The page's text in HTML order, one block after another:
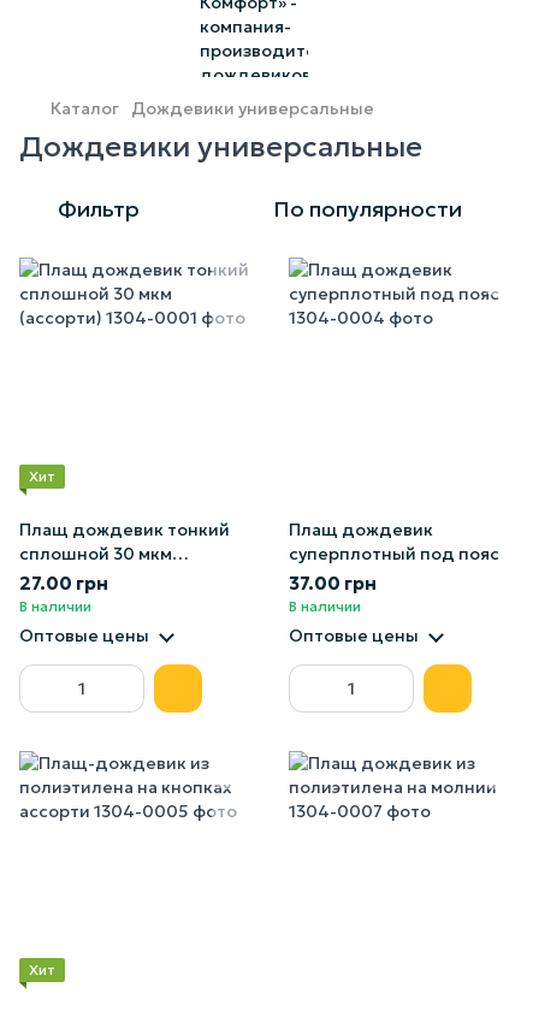
Каталог Дождевики универсальные
Дождевики универсальные
Фильтр По популярности
Хит
Плащ дождевик тонкий
сплошной 30 мкм
(ассорти)
27.00 грн
В наличии
Оптовые цены
Плащ дождевик
суперплотный под пояс
37.00 грн
В наличии
Оптовые цены
Хит